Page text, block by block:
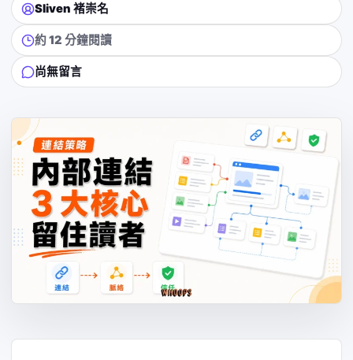
Sliven 褚崇名
約 12 分鐘閱讀
尚無留言